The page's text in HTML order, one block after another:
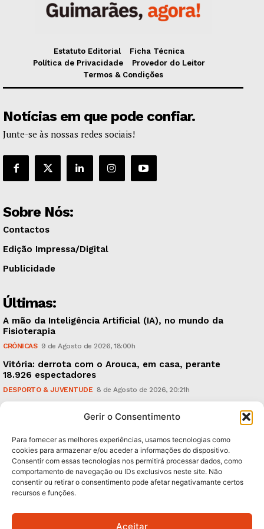
Gerir o Consentimento
Para fornecer as melhores experiências, usamos tecnologias como
cookies para armazenar e/ou aceder a informações do dispositivo.
Consentir com essas tecnologias nos permitirá processar dados, como
comportamento de navegação ou IDs exclusivos neste site. Não
consentir ou retirar o consentimento pode afetar negativamante certos
recursos e funções.
Aceitar
Estatuto Editorial
Ficha Técnica
Política de Privacidade
Provedor do Leitor
Termos & Condições
Notícias em que pode confiar.
Junte-se às nossas redes sociais!
Sobre Nós:
Contactos
Edição Impressa/Digital
Publicidade
Últimas:
A mão da Inteligência Artificial (IA), no mundo da
Fisioterapia
CRÓNICAS 9 de Agosto de 2026, 18:00h
Vitória: derrota com o Arouca, em casa, perante
18.926 espectadores
DESPORTO & JUVENTUDE 8 de Agosto de 2026, 20:21h
Sonus Art Fest: o epicentro da música emergente em
Subscreva Newsletter: